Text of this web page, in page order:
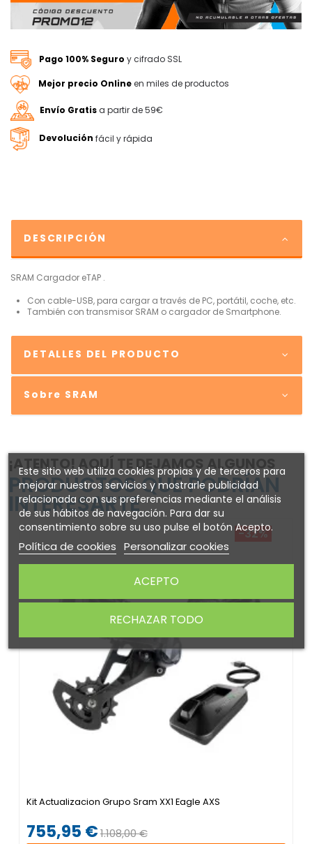
Pago 100% Seguro y cifrado SSL
Mejor precio Onlineen miles de productos
Envío Gratisa partir de 59€
Devolución fácil y rápida
DESCRIPCIÓN
SRAM Cargador eTAP .
Con cable-USB, para cargar a través de PC, portátil, coche, etc.
También con transmisor SRAM o cargador de Smartphone.
DETALLES DEL PRODUCTO
Sobre SRAM
¡ATENTO! AQUÍ TE DEJAMOS ALGUNOS
PRODUCTOS QUE PODRÍAN
INTERESARTE
-32%
Kit Actualizacion Grupo Sram XX1 Eagle AXS
755,95 €1.108,00 €
Este sitio web utiliza cookies propias y de terceros para
mejorar nuestros servicios y mostrarle publicidad
relacionada con sus preferencias mediante el análisis
de sus hábitos de navegación. Para dar su
consentimiento sobre su uso pulse el botón Acepto.
Política de cookies Personalizar cookies
RECHAZAR TODO
ACEPTO